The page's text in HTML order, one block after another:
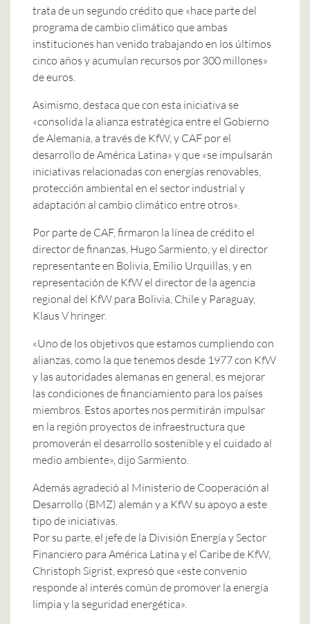
trata de un segundo crédito que «hace parte del
programa de cambio climático que ambas
instituciones han venido trabajando en los últimos
cinco años y acumulan recursos por 300 millones»
de euros.
Asimismo, destaca que con esta iniciativa se
«consolida la alianza estratégica entre el Gobierno
de Alemania, a través de KfW, y CAF por el
desarrollo de América Latina» y que «se impulsarán
iniciativas relacionadas con energías renovables,
protección ambiental en el sector industrial y
adaptación al cambio climático entre otros».
Por parte de CAF, firmaron la línea de crédito el
director de finanzas, Hugo Sarmiento, y el director
representante en Bolivia, Emilio Urquillas, y en
representación de KfW el director de la agencia
regional del KfW para Bolivia, Chile y Paraguay,
Klaus V hringer.
«Uno de los objetivos que estamos cumpliendo con
alianzas, como la que tenemos desde 1977 con KfW
y las autoridades alemanas en general, es mejorar
las condiciones de financiamiento para los países
miembros. Estos aportes nos permitirán impulsar
en la región proyectos de infraestructura que
promoverán el desarrollo sostenible y el cuidado al
medio ambiente», dijo Sarmiento.
Además agradeció al Ministerio de Cooperación al
Desarrollo (BMZ) alemán y a KfW su apoyo a este
tipo de iniciativas.
Por su parte, el jefe de la División Energía y Sector
Financiero para América Latina y el Caribe de KfW,
Christoph Sigrist, expresó que «este convenio
responde al interés común de promover la energía
limpia y la seguridad energética».